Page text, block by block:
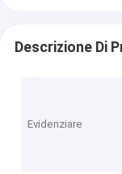
Descrizione Di
Evidenziare